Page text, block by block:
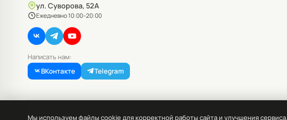
ул. Суворова, 52А
Ежедневно 10:00–20:00
Написать нам:
ВКонтакте
Telegram
© PandaSale, 2026. Все права защищены.
Мы используем файлы cookie для корректной работы сайта и улучшения